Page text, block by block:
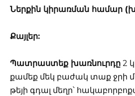
Ներքին կիրառման համար
Քայլեր:
Պատրաստեք խառնուրդը 2
քամեք մեկ բաժակ տաք ջրի
թեյի գդալ մեղր՝